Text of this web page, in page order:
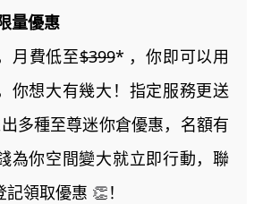
量優惠
月費低至$399* ，你即可以用
你想大有幾大！指定服務更送
多種至尊迷你倉優惠，名額有
為你空間變大就立即行動，聯
記領取優惠 👏！